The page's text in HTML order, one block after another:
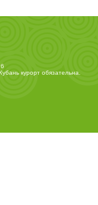
курортобязательна.